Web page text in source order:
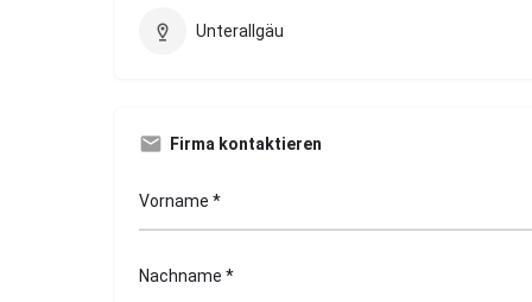
Unterallgäu
Firma kontaktieren